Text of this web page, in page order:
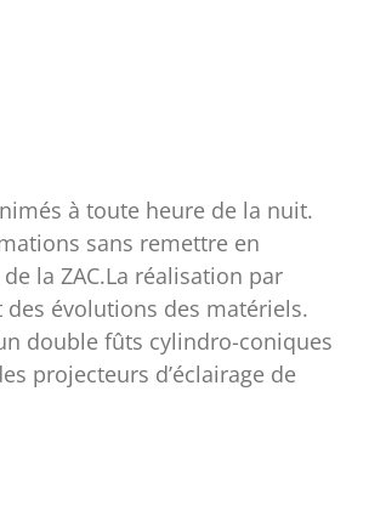
à toute heure de la nuit.
sans remettre en
la ZAC.La réalisation par
évolutions des matériels.
double fûts cylindro-coniques
projecteurs d’éclairage de